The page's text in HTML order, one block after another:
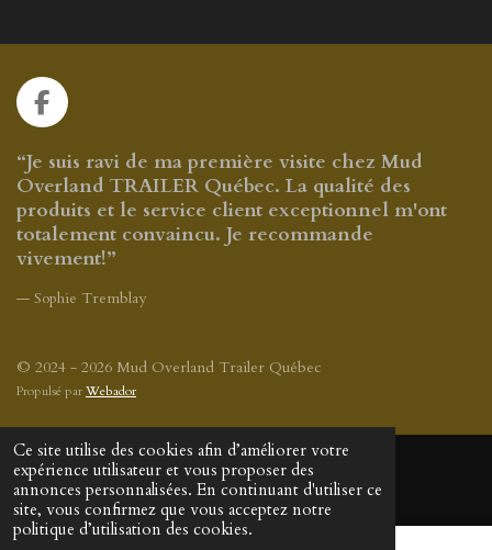
Ce site utilise des cookies afin d’améliorer votre
expérience utilisateur et vous proposer des
annonces personnalisées. En continuant d'utiliser ce
site, vous confirmez que vous acceptez notre
politique d’utilisation des cookies.
e
e
e
e
F
a
c
e
b
o
o
“Je suis ravi de ma première visite chez Mud
Overland TRAILER Québec. La qualité des
produits et le service client exceptionnel m'ont
totalement convaincu. Je recommande
vivement!”
— Sophie Tremblay
© 2024 - 2026 Mud Overland Trailer Québec
Propulsé parWebador